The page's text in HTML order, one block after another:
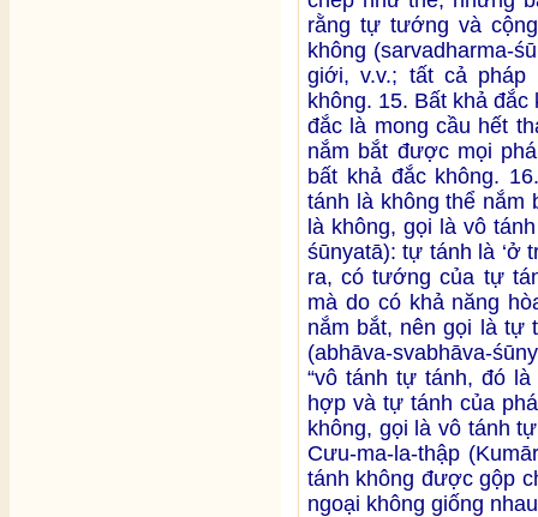
rằng tự tướng và
không (sarvadharma-
giới, v.v.; tất cả pháp
không. 15. Bất khả
đắc là mong cầu hết
nắm bắt được mọi
bất khả đắc không.
tánh là không thể nắm
là không, gọi là vô
śūnyatā): tự tánh là ‘ở
ra, có tướng của tự
mà do có khả năng
nắm bắt, nên gọi là tự
(abhāva-svabhāva-
“vô tánh tự tánh, đó
hợp và tự tánh của
không, gọi là vô tánh
Cưu-ma-la-thập
tánh không được gộp
ngoại không giống